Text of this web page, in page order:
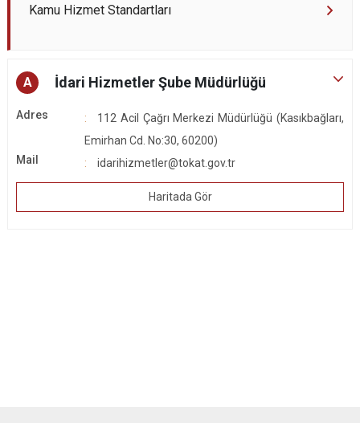
Kamu Hizmet Standartları
A İdari Hizmetler Şube Müdürlüğü
Adres
112 Acil Çağrı Merkezi Müdürlüğü (Kasıkbağları,
Emirhan Cd. No:30, 60200)
Mail
idarihizmetler@tokat.gov.tr
Haritada Gör